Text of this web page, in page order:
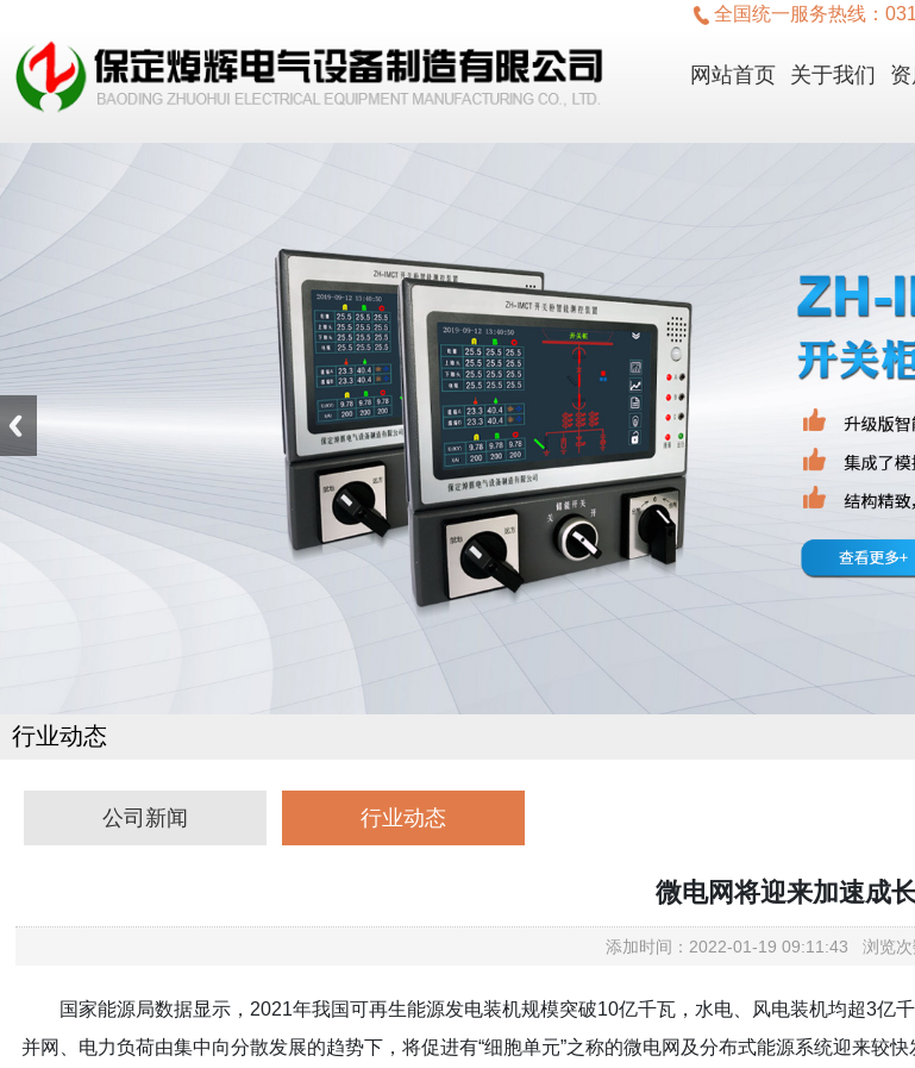
全国统一服务热线：
网站首页 关于我们
行业动态
公司新闻 行业动态
微电网将迎来加速成
添加时间：2022-01-19 09:11:43 浏览
国家能源局数据显示，2021年我国可再生能源发电装机规模突破10亿千瓦，水电、风电装机均超3
并网、电力负荷由集中向分散发展的趋势下，将促进有“细胞单元”之称的微电网及分布式能源系统迎来较快